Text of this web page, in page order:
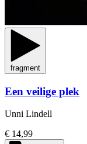
fragment
Een veilige plek
Unni Lindell
€ 14,99